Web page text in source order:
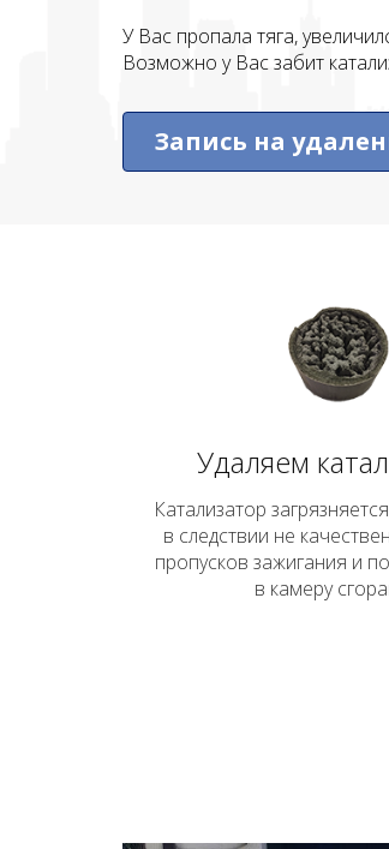
У Вас пропала тяга,
Возможно у Вас забит
Запись на
Удаляем
Катализатор
в следствии не
пропусков зажигания и
в камеру